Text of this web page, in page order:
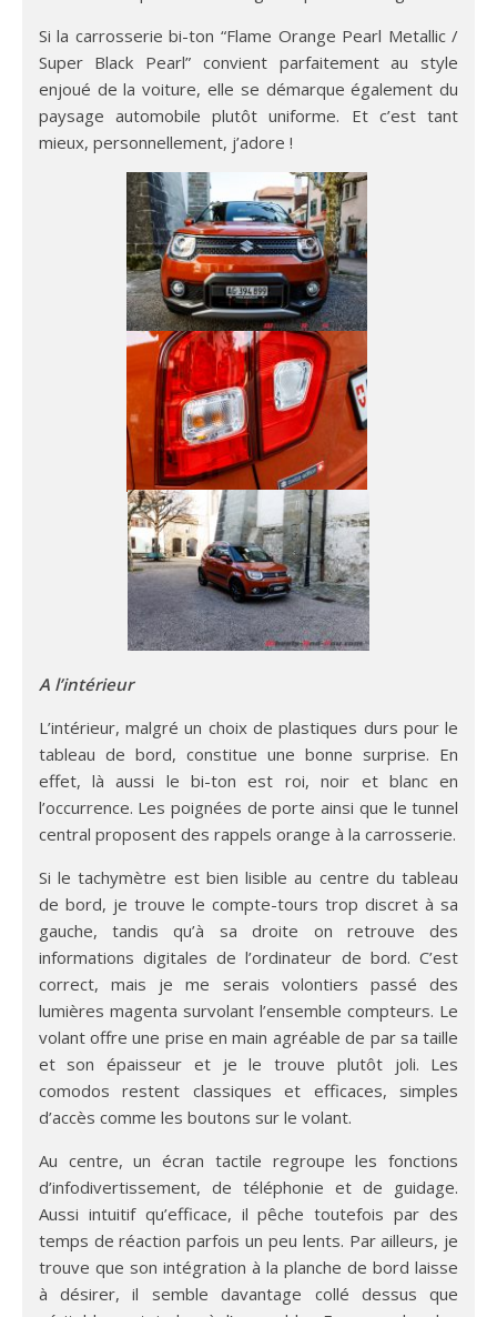
Si la carrosserie bi-ton “Flame Orange Pearl Metallic /
Super Black Pearl” convient parfaitement au style
enjoué de la voiture, elle se démarque également du
paysage automobile plutôt uniforme. Et c’est tant
mieux, personnellement, j’adore !
A l’intérieur
L’intérieur, malgré un choix de plastiques durs pour le
tableau de bord, constitue une bonne surprise. En
effet, là aussi le bi-ton est roi, noir et blanc en
l’occurrence. Les poignées de porte ainsi que le tunnel
central proposent des rappels orange à la carrosserie.
Si le tachymètre est bien lisible au centre du tableau
de bord, je trouve le compte-tours trop discret à sa
gauche, tandis qu’à sa droite on retrouve des
informations digitales de l’ordinateur de bord. C’est
correct, mais je me serais volontiers passé des
lumières magenta survolant l’ensemble compteurs. Le
volant offre une prise en main agréable de par sa taille
et son épaisseur et je le trouve plutôt joli. Les
comodos restent classiques et efficaces, simples
d’accès comme les boutons sur le volant.
Au centre, un écran tactile regroupe les fonctions
d’infodivertissement, de téléphonie et de guidage.
Aussi intuitif qu’efficace, il pêche toutefois par des
temps de réaction parfois un peu lents. Par ailleurs, je
trouve que son intégration à la planche de bord laisse
à désirer, il semble davantage collé dessus que